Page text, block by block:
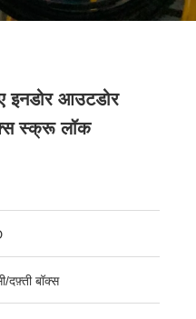
इनडोर आउटडोर
स्क्रू लॉक
दफ़्ती बॉक्स